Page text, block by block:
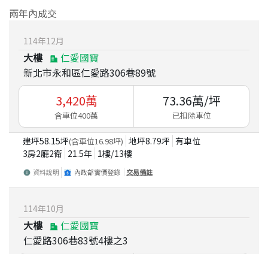
兩年內成交
114年12月
大樓
仁愛國寶
新北市永和區仁愛路306巷89號
3,420萬
含車位400萬
73.36萬/坪
已扣除車位
建坪58.15坪(含車位16.98坪) 地坪8.79坪 有車位
3房2廳2衛 21.5年 1樓/13樓
資料說明 內政部實價登錄 交易備註
114年10月
大樓
仁愛國寶
仁愛路306巷83號4樓之3